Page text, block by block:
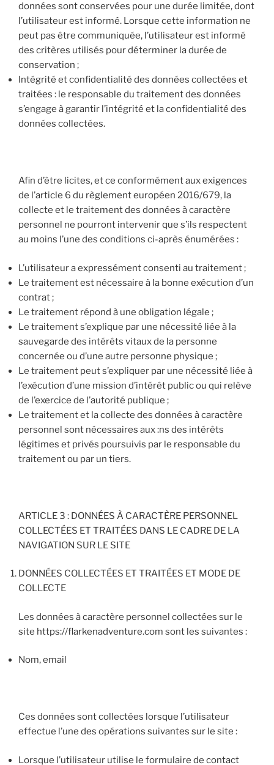
données sont conservées pour une durée limitée, dont
l’utilisateur est informé. Lorsque cette information ne
peut pas être communiquée, l’utilisateur est informé
des critères utilisés pour déterminer la durée de
conservation ;
Intégrité et confidentialité des données collectées et
traitées : le responsable du traitement des données
s’engage à garantir l’intégrité et la confidentialité des
données collectées.
Afin d’être licites, et ce conformément aux exigences
de l’article 6 du règlement européen 2016/679, la
collecte et le traitement des données à caractère
personnel ne pourront intervenir que s’ils respectent
au moins l’une des conditions ci-après énumérées :
L’utilisateur a expressément consenti au traitement ;
Le traitement est nécessaire à la bonne exécution d’un
contrat ;
Le traitement répond à une obligation légale ;
Le traitement s’explique par une nécessité liée à la
sauvegarde des intérêts vitaux de la personne
concernée ou d’une autre personne physique ;
Le traitement peut s’expliquer par une nécessité liée à
l’exécution d’une mission d’intérêt public ou qui relève
de l’exercice de l’autorité publique ;
Le traitement et la collecte des données à caractère
personnel sont nécessaires aux :ns des intérêts
légitimes et privés poursuivis par le responsable du
traitement ou par un tiers.
ARTICLE 3 : DONNÉES À CARACTÈRE PERSONNEL
COLLECTÉES ET TRAITÉES DANS LE CADRE DE LA
NAVIGATION SUR LE SITE
DONNÉES COLLECTÉES ET TRAITÉES ET MODE DE
COLLECTE
Les données à caractère personnel collectées sur le
site https://flarkenadventure.com sont les suivantes :
Nom, email
Ces données sont collectées lorsque l’utilisateur
effectue l’une des opérations suivantes sur le site :
Lorsque l’utilisateur utilise le formulaire de contact